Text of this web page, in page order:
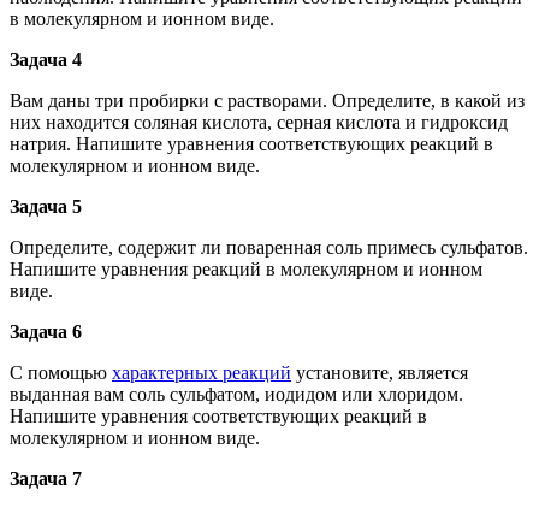
в молекулярном и ионном виде.
Задача 4
Вам даны три пробирки с растворами. Определите, в какой из
них находится соляная кислота, серная кислота и гидроксид
натрия. Напишите уравнения соответствующих реакций в
молекулярном и ионном виде.
Задача 5
Определите, содержит ли поваренная соль примесь сульфатов.
Напишите уравнения реакций в молекулярном и ионном
виде.
Задача 6
С помощью характерных реакций установите, является
выданная вам соль сульфатом, иодидом или хлоридом.
Напишите уравнения соответствующих реакций в
молекулярном и ионном виде.
Задача 7